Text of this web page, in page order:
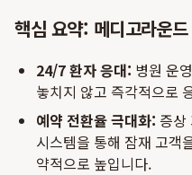
핵심 요약: 메디고라운
24/7 환자 응대: 병원 운
놓치지 않고 즉각적으로
예약 전환율 극대화: 증상
시스템을 통해 잠재 고객
약적으로 높입니다.